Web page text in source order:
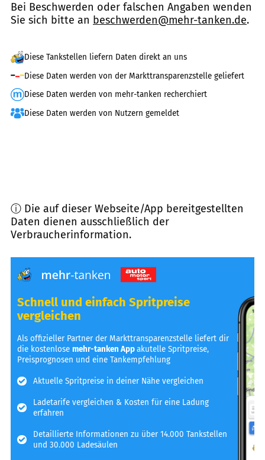
Bei Beschwerden oder falschen Angaben wenden
Sie sich bitte an beschwerden@mehr-tanken.de.
Diese Tankstellen liefern Daten direkt an uns
Diese Daten werden von der Markttransparenzstelle geliefert
Diese Daten werden von mehr-tanken recherchiert
Diese Daten werden von Nutzern gemeldet
ⓘ Die auf dieser Webseite/App bereitgestellten
Daten dienen ausschließlich der
Verbraucherinformation.
Schnell und einfach Spritpreise
vergleichen
Als offizieller Partner der Markttransparenzstelle liefert dir
die kostenlosemehr-tanken Appakutelle Spritpreise,
Preisprognosen und eine Tankempfehlung
Aktuelle Spritpreise in deiner Nähe vergleichen
Ladetarife vergleichen & Kosten für eine Ladung
erfahren
Detaillierte Informationen zu über 14.000 Tankstellen
und 30.000 Ladesäulen